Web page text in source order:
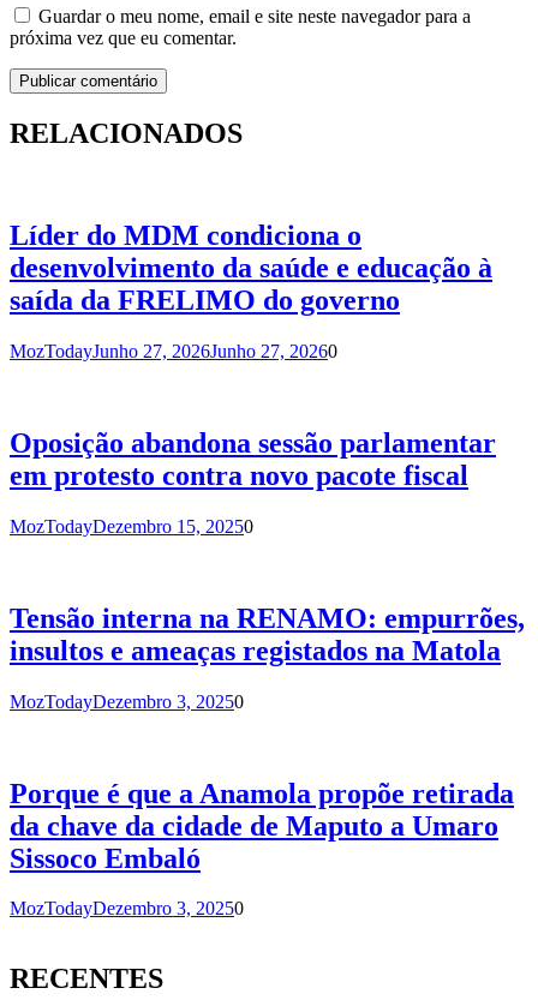
Guardar o meu nome, email e site neste navegador para a
próxima vez que eu comentar.
RELACIONADOS
Líder do MDM condiciona o
desenvolvimento da saúde e educação à
saída da FRELIMO do governo
MozTodayJunho 27, 2026Junho 27, 20260
Oposição abandona sessão parlamentar
em protesto contra novo pacote fiscal
MozTodayDezembro 15, 20250
Tensão interna na RENAMO: empurrões,
insultos e ameaças registados na Matola
MozTodayDezembro 3, 20250
Porque é que a Anamola propõe retirada
da chave da cidade de Maputo a Umaro
Sissoco Embaló
MozTodayDezembro 3, 20250
RECENTES